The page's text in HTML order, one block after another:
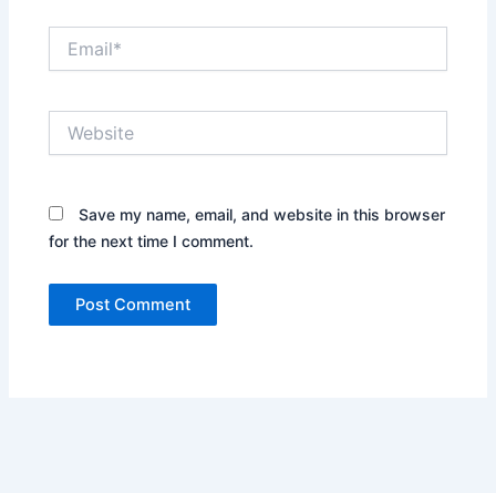
Save my name, email, and website in this browser
for the next time I comment.